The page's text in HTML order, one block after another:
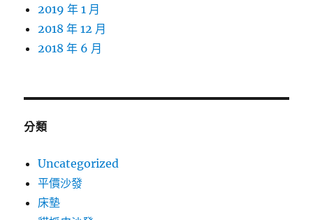
2019 年 1 月
2018 年 12 月
2018 年 6 月
分類
Uncategorized
平價沙發
床墊